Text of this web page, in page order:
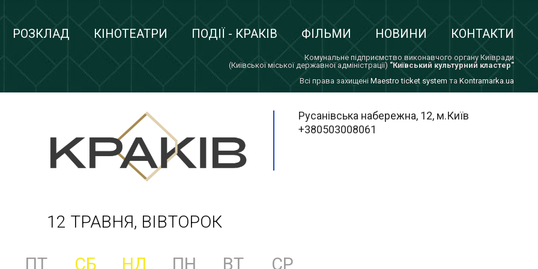
РОЗКЛАД КІНОТЕАТРИ ПОДІЇ - КРАКІВ ФІЛЬМИ НОВИНИ КОНТАКТИ
Комунальне підприємство виконавчого органу Київради
(Київської міської державної адміністрації) "Київський культурний кластер"
Всi права захищенi Maestro ticket system та Kontramarka.ua
Русанівська набережна, 12, м.Київ
+380503008061
12 ТРАВНЯ, ВІВТОРОК
ПТ СБ НД ПН ВТ СР